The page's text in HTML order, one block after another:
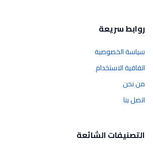
روابط سريعة
سياسة الخصوصية
اتفاقية الاستخدام
من نحن
اتصل بنا
التصنيفات الشائعة